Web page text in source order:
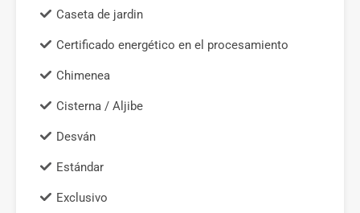
Caseta de jardin
Certificado energético en el procesamiento
Chimenea
Cisterna / Aljibe
Desván
Estándar
Exclusivo